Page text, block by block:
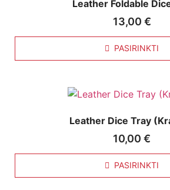
Leather Foldable
13,00 €
PASIRINKTI
Leather Dice Tray
10,00 €
PASIRINKTI